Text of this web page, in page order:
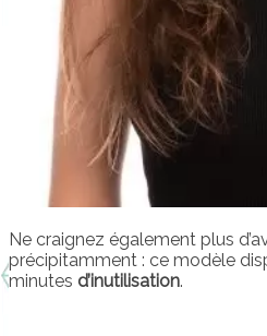
Ne craignez également plus
précipitamment : ce modèle
minutes d’inutilisation.